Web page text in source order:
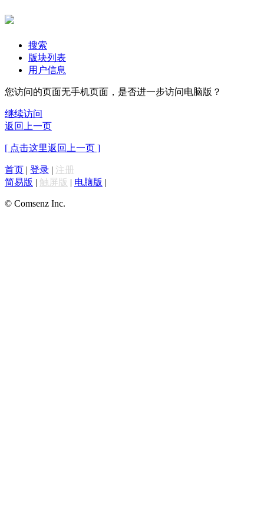
搜索
版块列表
用户信息
您访问的页面无手机页面，是否进一步访问电脑版？
继续访问
返回上一页
[ 点击这里返回上一页 ]
首页 | 登录 | 注册
简易版 | 触屏版 | 电脑版 |
© Comsenz Inc.